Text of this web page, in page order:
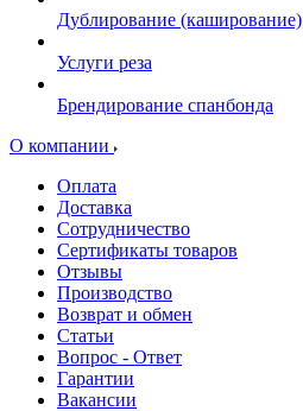
Дублирование (каширование)
Услуги реза
Брендирование спанбонда
О компании
Оплата
Доставка
Сотрудничество
Сертификаты товаров
Отзывы
Производство
Возврат и обмен
Статьи
Вопрос - Ответ
Гарантии
Вакансии